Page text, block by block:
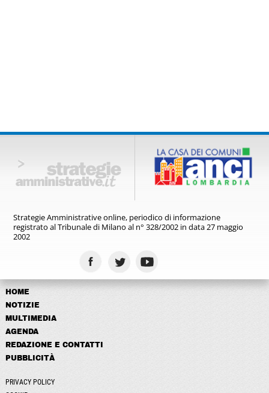
Strategie Amministrative online, periodico di informazione
registratoal Tribunale di Milano al n° 328/2002 in data 27 maggio
2002
HOME
NOTIZIE
MULTIMEDIA
AGENDA
REDAZIONE E CONTATTI
PUBBLICITÀ
PRIVACY POLICY